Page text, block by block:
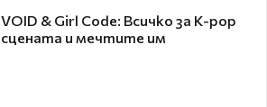
VOID & Girl Code: Всичко за K-pop
сцената и мечтите им